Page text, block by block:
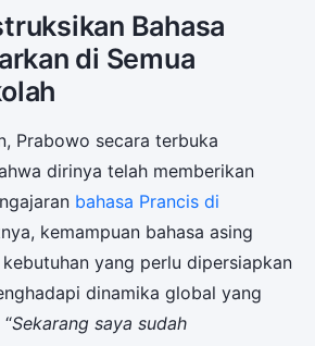
Bahasa
di Semua
Prabowo secara terbuka
dirinya telah memberikan
bahasa Prancis di
kemampuan bahasa asing
yang perlu dipersiapkan
dinamika global yang
Sekarang saya sudah